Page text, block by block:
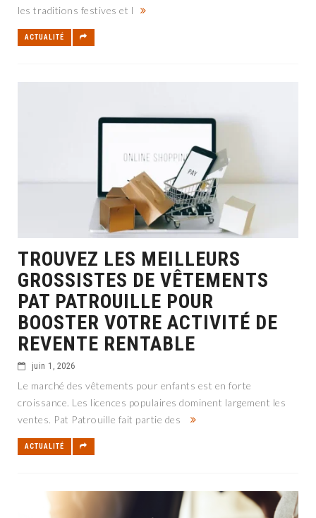
les traditions festives et l
ACTUALITÉ
TROUVEZ LES MEILLEURS
GROSSISTES DE VÊTEMENTS
PAT PATROUILLE POUR
BOOSTER VOTRE ACTIVITÉ DE
REVENTE RENTABLE
juin 1, 2026
Le marché des vêtements pour enfants est en forte
croissance. Les licences populaires dominent largement les
ventes. Pat Patrouille fait partie des
ACTUALITÉ